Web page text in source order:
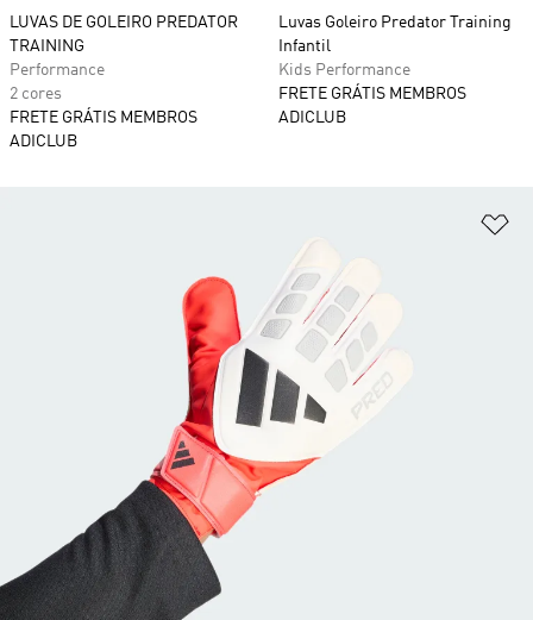
LUVAS DE GOLEIRO PREDATOR
TRAINING
Performance
2 cores
FRETE GRÁTIS MEMBROS
ADICLUB
Luvas Goleiro Predator Training
Infantil
Kids Performance
FRETE GRÁTIS MEMBROS
ADICLUB